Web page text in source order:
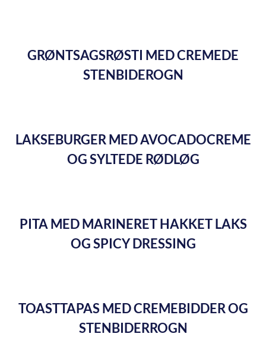
GRØNTSAGSRØSTI MED CREMEDE
STENBIDEROGN
LAKSEBURGER MED AVOCADOCREME
OG SYLTEDE RØDLØG
PITA MED MARINERET HAKKET LAKS
OG SPICY DRESSING
TOASTTAPAS MED CREMEBIDDER OG
STENBIDERROGN